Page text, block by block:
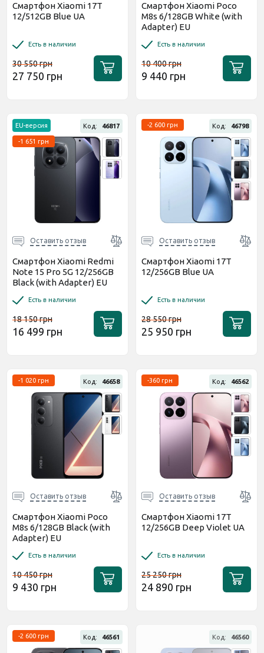
Смартфон Xiaomi 17T
12/512GB Blue UA
Есть в наличии
30 550 грн
27 750 грн
Смартфон Xiaomi Poco
M8s 6/128GB White (with
Adapter) EU
Есть в наличии
10 400 грн
9 440 грн
Код: 46817
EU-версия
-1 651 грн
Оставить отзыв
Смартфон Xiaomi Redmi
Note 15 Pro 5G 12/256GB
Black (with Adapter) EU
Есть в наличии
18 150 грн
16 499 грн
Код: 46798
-2 600 грн
Оставить отзыв
Смартфон Xiaomi 17T
12/256GB Blue UA
Есть в наличии
28 550 грн
25 950 грн
Код: 46658
-1 020 грн
Оставить отзыв
Смартфон Xiaomi Poco
M8s 6/128GB Black (with
Adapter) EU
Есть в наличии
10 450 грн
9 430 грн
Код: 46562
-360 грн
Оставить отзыв
Смартфон Xiaomi 17T
12/256GB Deep Violet UA
Есть в наличии
25 250 грн
24 890 грн
Код: 46561
-2 600 грн Код: 46560